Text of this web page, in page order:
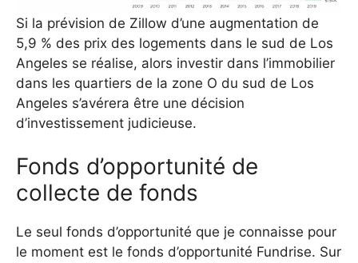
Si la prévision de Zillow d’une augmentation de
5,9 % des prix des logements dans le sud de Los
Angeles se réalise, alors investir dans l’immobilier
dans les quartiers de la zone O du sud de Los
Angeles s’avérera être une décision
d’investissement judicieuse.
Fonds d’opportunité de
collecte de fonds
Le seul fonds d’opportunité que je connaisse pour
le moment est le fonds d’opportunité Fundrise. Sur